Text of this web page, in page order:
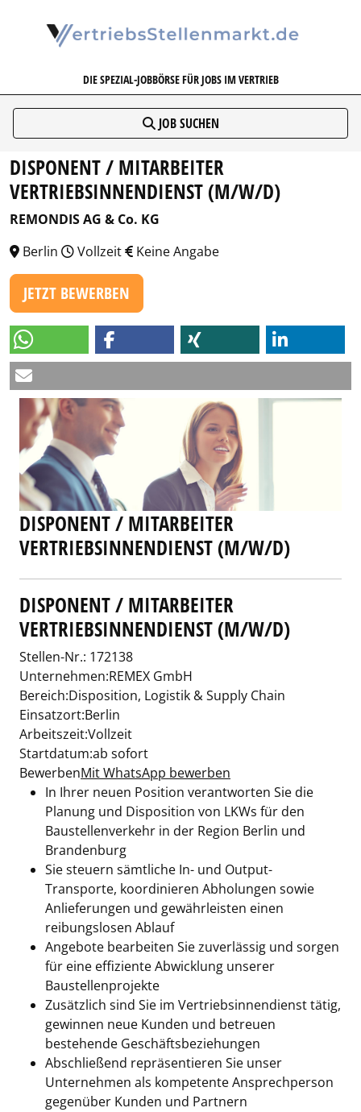
DIE SPEZIAL-JOBBÖRSE FÜR JOBS IM VERTRIEB
JOB SUCHEN
DISPONENT / MITARBEITER
VERTRIEBSINNENDIENST (M/W/D)
REMONDIS AG & Co. KG
Berlin
Vollzeit Keine Angabe
JETZT BEWERBEN
DISPONENT / MITARBEITER
VERTRIEBSINNENDIENST (M/W/D)
DISPONENT / MITARBEITER
VERTRIEBSINNENDIENST (M/W/D)
Stellen-Nr.: 172138
Unternehmen:REMEX GmbH
Bereich:Disposition, Logistik & Supply Chain
Einsatzort:Berlin
Arbeitszeit:Vollzeit
Startdatum:ab sofort
BewerbenMit WhatsApp bewerben
In Ihrer neuen Position verantworten Sie die
Planung und Disposition von LKWs für den
Baustellenverkehr in der Region Berlin und
Brandenburg
Sie steuern sämtliche In- und Output-
Transporte, koordinieren Abholungen sowie
Anlieferungen und gewährleisten einen
reibungslosen Ablauf
Angebote bearbeiten Sie zuverlässig und sorgen
für eine effiziente Abwicklung unserer
Baustellenprojekte
Zusätzlich sind Sie im Vertriebsinnendienst tätig,
gewinnen neue Kunden und betreuen
bestehende Geschäftsbeziehungen
Abschließend repräsentieren Sie unser
Unternehmen als kompetente Ansprechperson
gegenüber Kunden und Partnern